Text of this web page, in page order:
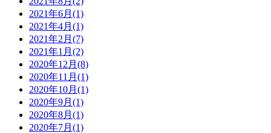
2021年6月 (1)
2021年4月 (1)
2021年2月 (7)
2021年1月 (2)
2020年12月 (8)
2020年11月 (1)
2020年10月 (1)
2020年9月 (1)
2020年8月 (1)
2020年7月 (1)